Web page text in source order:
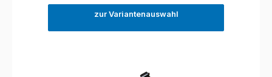
zur Variantenauswahl